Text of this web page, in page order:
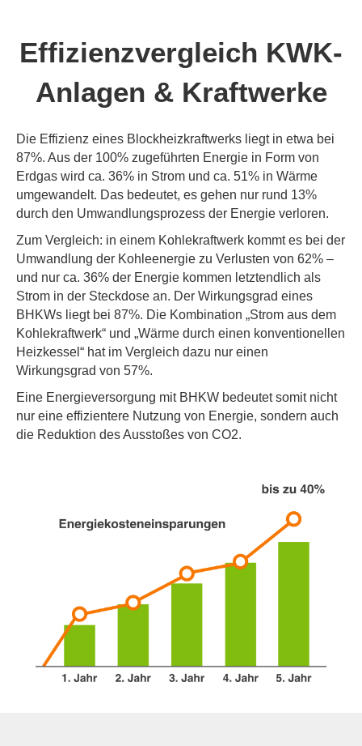
Effizienzvergleich KWK-
Anlagen & Kraftwerke
Die Effizienz eines Blockheizkraftwerks liegt in etwa bei
87%. Aus der 100% zugeführten Energie in Form von
Erdgas wird ca. 36% in Strom und ca. 51% in Wärme
umgewandelt. Das bedeutet, es gehen nur rund 13%
durch den Umwandlungsprozess der Energie verloren.
Zum Vergleich: in einem Kohlekraftwerk kommt es bei der
Umwandlung der Kohleenergie zu Verlusten von 62% –
und nur ca. 36% der Energie kommen letztendlich als
Strom in der Steckdose an. Der Wirkungsgrad eines
BHKWs liegt bei 87%. Die Kombination „Strom aus dem
Kohlekraftwerk“ und „Wärme durch einen konventionellen
Heizkessel“ hat im Vergleich dazu nur einen
Wirkungsgrad von 57%.
Eine Energieversorgung mit BHKW bedeutet somit nicht
nur eine effizientere Nutzung von Energie, sondern auch
die Reduktion des Ausstoßes von CO2.